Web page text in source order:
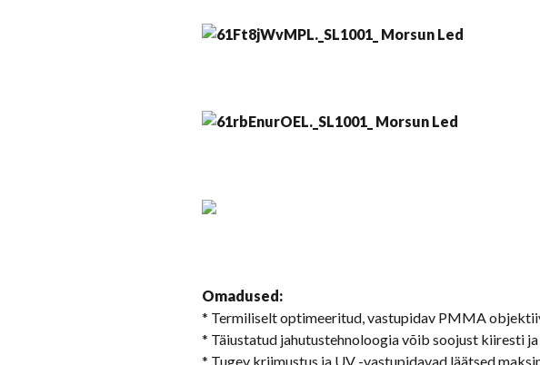
Omadused:
* Termiliselt optimeeritud, vastupidav PMMA
* Täiustatud jahutustehnoloogia võib soojust kiiresti
* Tugev kriimustus ja UV -vastupidavad läätsed